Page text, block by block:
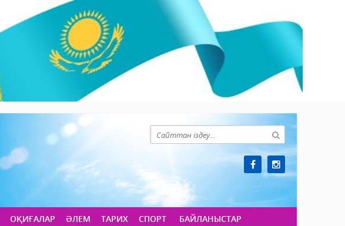
ОҚИҒАЛАР ӘЛЕМ ТАРИХ СПОРТ БАЙЛАНЫСТАР